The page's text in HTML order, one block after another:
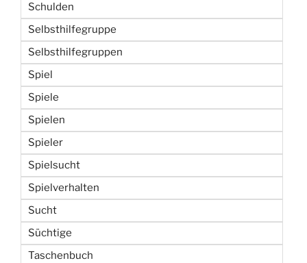
Schulden
Selbsthilfegruppe
Selbsthilfegruppen
Spiel
Spiele
Spielen
Spieler
Spielsucht
Spielverhalten
Sucht
Süchtige
Taschenbuch